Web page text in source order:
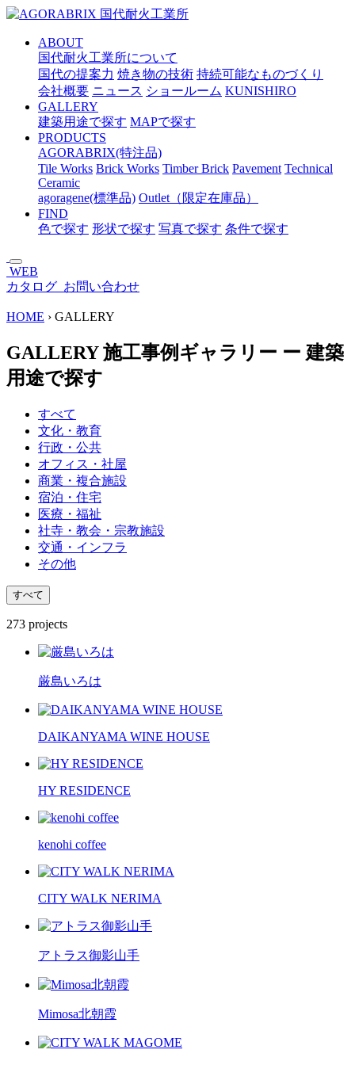
メ
ABOUT
国代耐火工業所について
国代の提案力 焼き物の技術 持続可能なものづくり
会社概要 ニュース ショールーム KUNISHIRO
GALLERY
建築用途で探す MAPで探す
PRODUCTS
AGORABRIX(特注品)
Tile Works Brick Works Timber Brick Pavement Technical
Ceramic
agoragene(標準品) Outlet（限定在庫品）
FIND
色で探す 形状で探す 写真で探す 条件で探す
WEB
カタログ お問い合わせ
HOME › GALLERY
GALLERY 施工事例ギャラリー ー 建築
用途で探す
すべて
文化・教育
行政・公共
オフィス・社屋
商業・複合施設
宿泊・住宅
医療・福祉
社寺・教会・宗教施設
交通・インフラ
その他
すべて
273 projects
厳島いろは
DAIKANYAMA WINE HOUSE
HY RESIDENCE
kenohi coffee
CITY WALK NERIMA
アトラス御影山手
Mimosa北朝霞